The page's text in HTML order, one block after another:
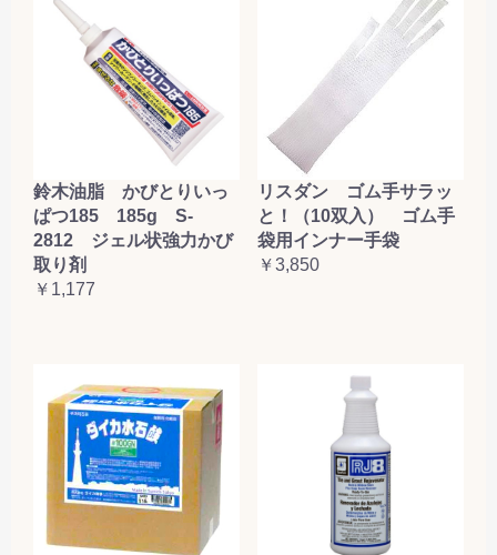
鈴木油脂 かびとりいっ
ぱつ185 185g S-
2812 ジェル状強力かび
取り剤
￥1,177
リスダン ゴム手サラッ
と！（10双入） ゴム手
袋用インナー手袋
￥3,850